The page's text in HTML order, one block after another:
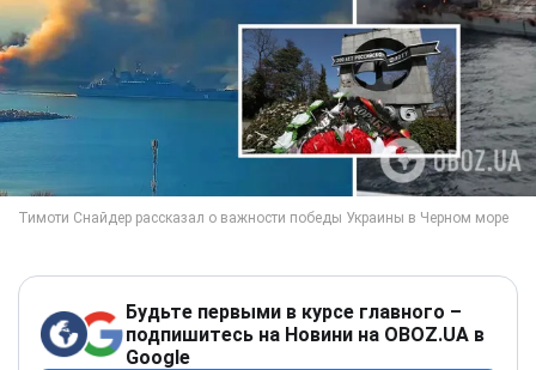
Будьте первыми в курсе главного –
подпишитесь на Новини на OBOZ.UA в
Google